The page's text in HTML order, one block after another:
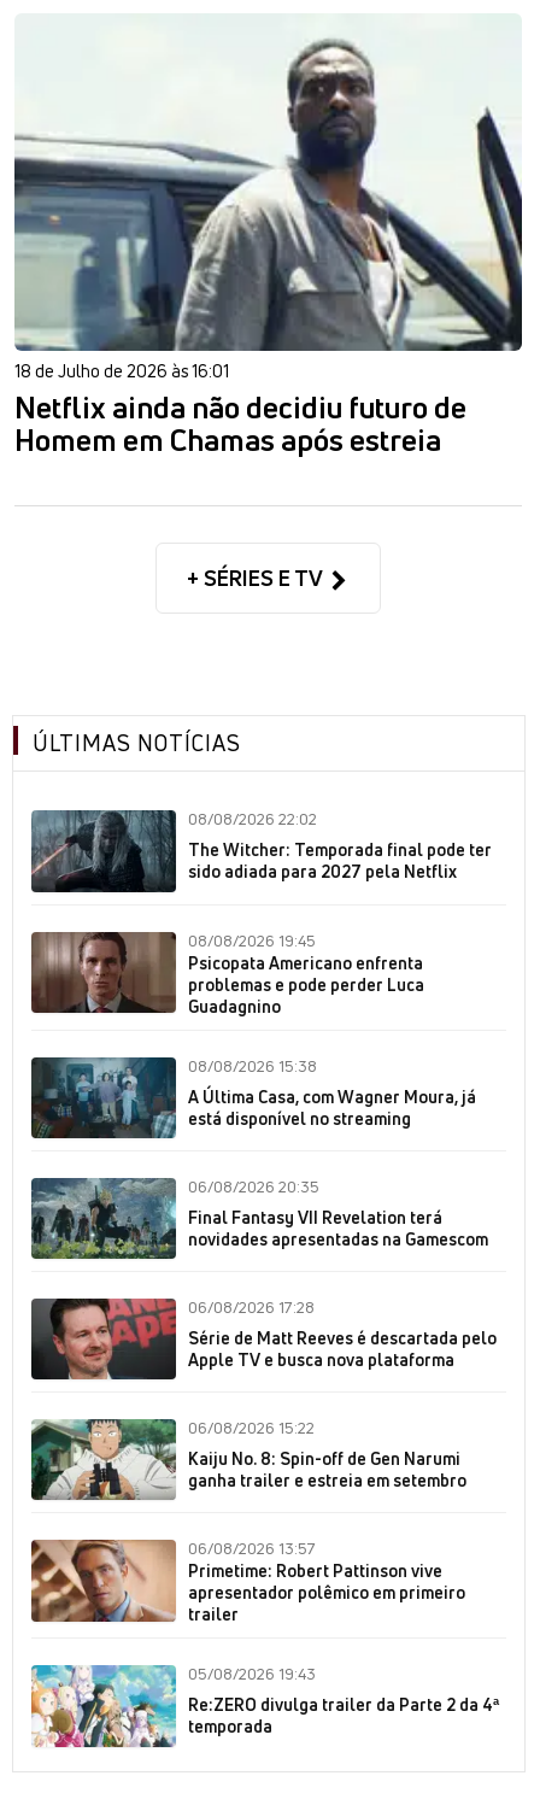
18 de Julho de 2026 às 16:01
Netflix ainda não decidiu futuro de
Homem em Chamas após estreia
+ SÉRIES E TV
ÚLTIMAS NOTÍCIAS
08/08/2026 22:02
The Witcher: Temporada final pode ter
sido adiada para 2027 pela Netflix
08/08/2026 19:45
Psicopata Americano enfrenta
problemas e pode perder Luca
Guadagnino
08/08/2026 15:38
A Última Casa, com Wagner Moura, já
está disponível no streaming
06/08/2026 20:35
Final Fantasy VII Revelation terá
novidades apresentadas na Gamescom
06/08/2026 17:28
Série de Matt Reeves é descartada pelo
Apple TV e busca nova plataforma
06/08/2026 15:22
Kaiju No. 8: Spin-off de Gen Narumi
ganha trailer e estreia em setembro
06/08/2026 13:57
Primetime: Robert Pattinson vive
apresentador polêmico em primeiro
trailer
05/08/2026 19:43
Re:ZERO divulga trailer da Parte 2 da 4ª
temporada